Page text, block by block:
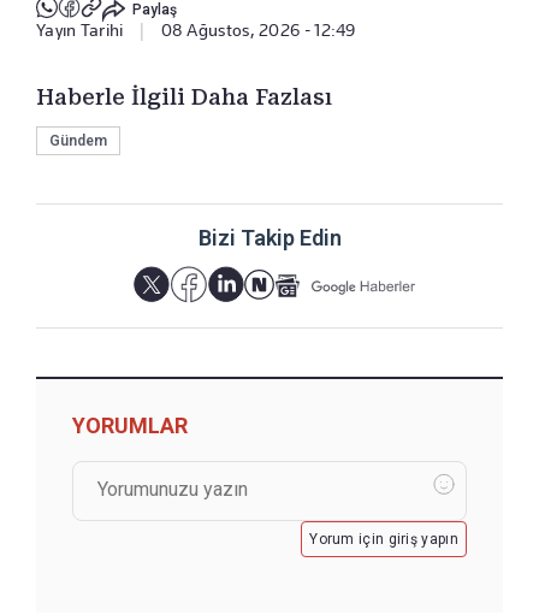
Paylaş
Yayın Tarihi 08 Ağustos, 2026 - 12:49
Haberle İlgili Daha Fazlası
Gündem
Bizi Takip Edin
YORUMLAR
Yorum için giriş yapın